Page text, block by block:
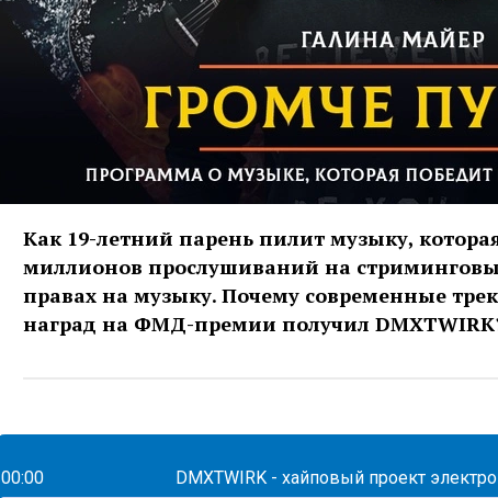
Как 19-летний парень пилит музыку,
миллионов прослушиваний на
правах на музыку. Почему современные
наград на ФМД-премии получил
00:00 DMXTWIRK - хайповый проект